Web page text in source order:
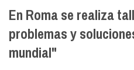
En Roma se realiza
problemas y
mundial"